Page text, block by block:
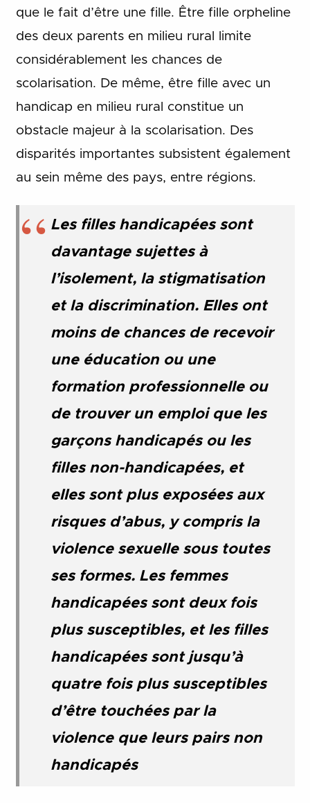
que le fait d’être une fille. Être fille orpheline
des deux parents en milieu rural limite
considérablement les chances de
scolarisation. De même, être fille avec un
handicap en milieu rural constitue un
obstacle majeur à la scolarisation. Des
disparités importantes subsistent également
au sein même des pays, entre régions.
Les filles handicapées sont
davantage sujettes à
l’isolement, la stigmatisation
et la discrimination. Elles ont
moins de chances de recevoir
une éducation ou une
formation professionnelle ou
de trouver un emploi que les
garçons handicapés ou les
filles non-handicapées, et
elles sont plus exposées aux
risques d’abus, y compris la
violence sexuelle sous toutes
ses formes. Les femmes
handicapées sont deux fois
plus susceptibles, et les filles
handicapées sont jusqu’à
quatre fois plus susceptibles
d’être touchées par la
violence que leurs pairs non
handicapés